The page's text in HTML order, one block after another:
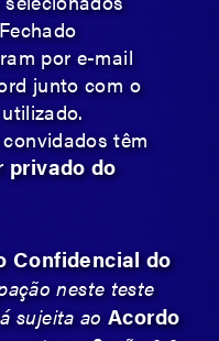
por e-mail
junto com o
têm
privado do
Confidencial do
neste teste
sujeita aoAcordo